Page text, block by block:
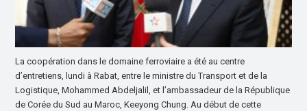
La coopération dans le domaine ferroviaire a été au centre
d’entretiens, lundi à Rabat, entre le ministre du Transport et de la
Logistique, Mohammed Abdeljalil, et l’ambassadeur de la République
de Corée du Sud au Maroc, Keeyong Chung. Au début de cette